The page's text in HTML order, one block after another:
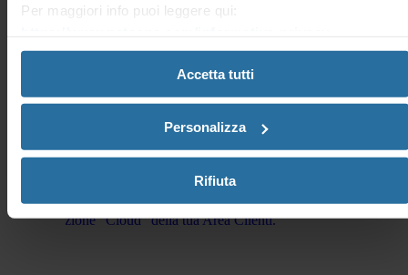
Per maggiori info puoi leggere qui:
Accetta tutti
Personalizza
Rifiuta
oppure su https://www.netsons.com/cloud/cloud-server/.
Dove posso trovare il mio servizio di Cloud Server
Nella sezione “Cloud” trovi il tuo Cloud Server registrato.
È possibile visionare lo stato del tuo Cloud Server, nella
sezione “Cloud” della tua Area Clienti.